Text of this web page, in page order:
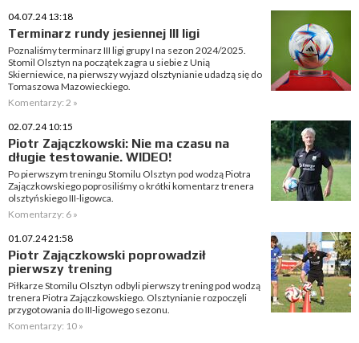
04.07.24 13:18
Terminarz rundy jesiennej III ligi
Poznaliśmy terminarz III ligi grupy I na sezon 2024/2025.
Stomil Olsztyn na początek zagra u siebie z Unią
Skierniewice, na pierwszy wyjazd olsztynianie udadzą się do
Tomaszowa Mazowieckiego.
Komentarzy: 2 »
02.07.24 10:15
Piotr Zajączkowski: Nie ma czasu na
długie testowanie. WIDEO!
Po pierwszym treningu Stomilu Olsztyn pod wodzą Piotra
Zajączkowskiego poprosiliśmy o krótki komentarz trenera
olsztyńskiego III-ligowca.
Komentarzy: 6 »
01.07.24 21:58
Piotr Zajączkowski poprowadził
pierwszy trening
Piłkarze Stomilu Olsztyn odbyli pierwszy trening pod wodzą
trenera Piotra Zajączkowskiego. Olsztynianie rozpoczęli
przygotowania do III-ligowego sezonu.
Komentarzy: 10 »